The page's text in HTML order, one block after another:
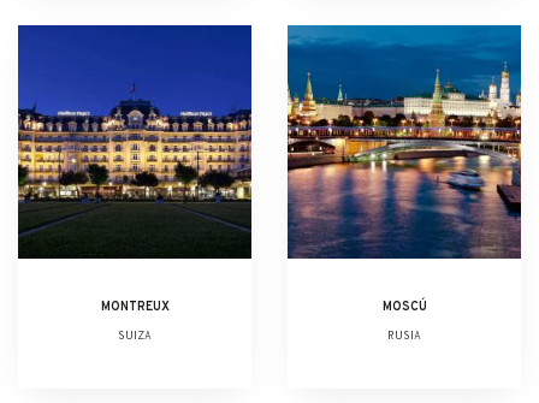
MONTREUX
SUIZA
MOSCÚ
RUSIA